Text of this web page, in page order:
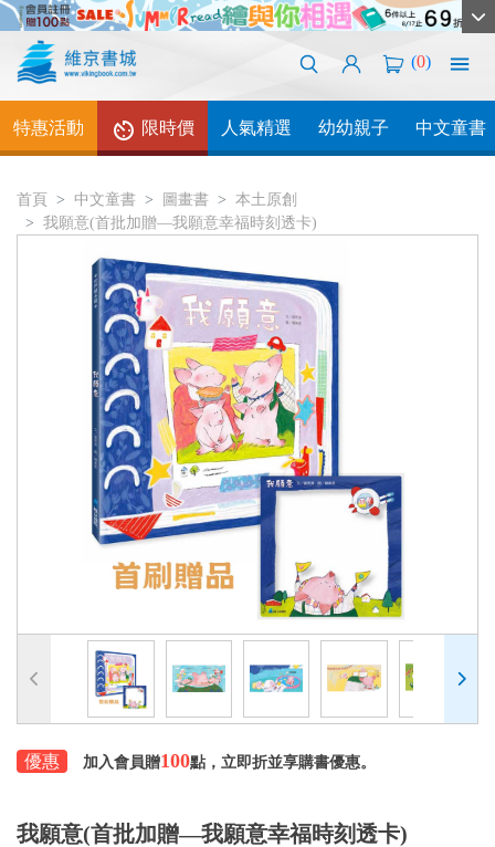
(0)
特惠活動 限時價 人氣精選 幼幼親子 中文童書
首頁 中文童書 圖畫書
本土原創
我願意(首批加贈—我願意幸福時刻透卡)
優惠 加入會員贈100點，立即折並享購書優惠。
我願意(首批加贈—我願意幸福時刻透卡)